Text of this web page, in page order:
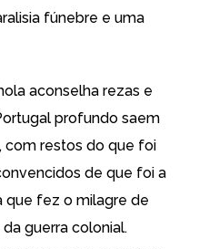
fúnebre e uma
aconselha rezas e
profundo saem
com restos do que foi
de que foi a
que fez o milagre de
guerra colonial.